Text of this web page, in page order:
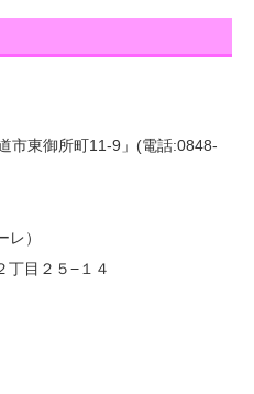
市東御所町11-9」(電話:0848-
）
丁目２５−１４